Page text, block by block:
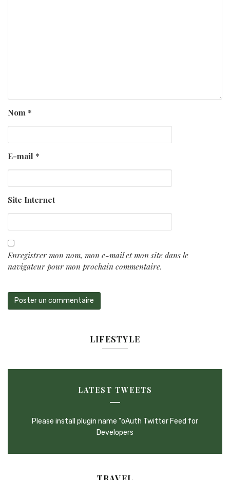
Nom *
E-mail *
Site Internet
Enregistrer mon nom, mon e-mail et mon site dans le
navigateur pour mon prochain commentaire.
LIFESTYLE
LATEST TWEETS
Please install plugin name "oAuth Twitter Feed for
Developers